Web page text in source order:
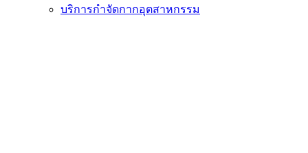
บริการกำจัดกากอุตสาหกรรม